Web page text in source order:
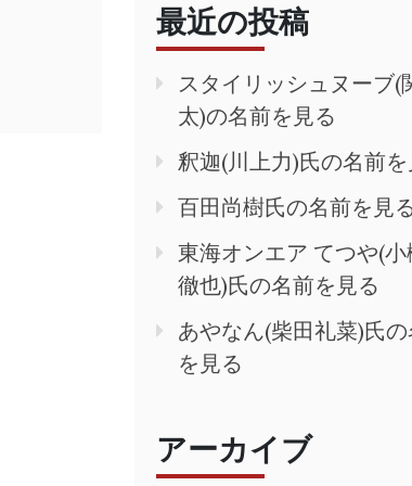
最近の投稿
スタイリッシュヌーブ(
太)の名前を見る
釈迦(川上力)氏の名前を
百田尚樹氏の名前を見
東海オンエア てつや(
徹也)氏の名前を見る
あやなん(柴田礼菜)氏
を見る
アーカイブ